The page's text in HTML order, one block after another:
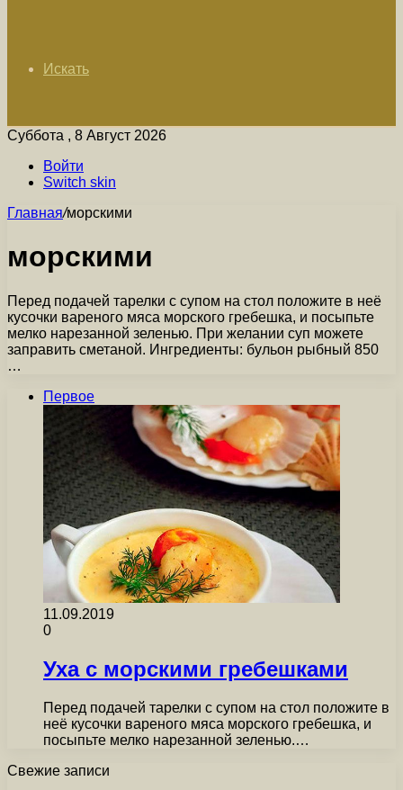
Искать
Суббота , 8 Август 2026
Войти
Switch skin
Главная/морскими
морскими
Перед подачей тарелки с супом на стол положите в неё
кусочки вареного мяса морского гребешка, и посыпьте
мелко нарезанной зеленью. При желании суп можете
заправить сметаной. Ингредиенты: бульон рыбный 850
…
Первое
11.09.2019
0
Уха с морскими гребешками
Перед подачей тарелки с супом на стол положите в
неё кусочки вареного мяса морского гребешка, и
посыпьте мелко нарезанной зеленью.…
Свежие записи